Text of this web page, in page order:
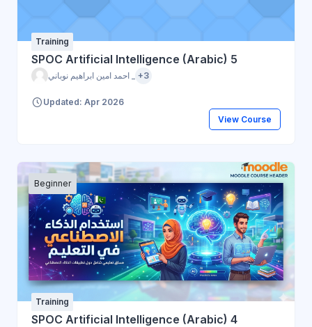
Training
SPOC Artificial Intelligence (Arabic) 5
+3
Updated: Apr 2026
View Course
Beginner
Training
SPOC Artificial Intelligence (Arabic) 4